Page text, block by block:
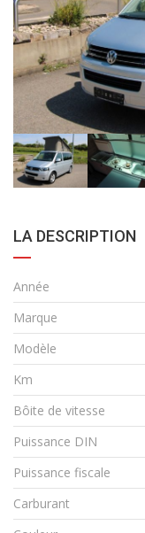
LA DESCRIPTION
Année
Marque
Modèle
Km
Bôite de vitesse
Puissance DIN
Puissance fiscale
Carburant